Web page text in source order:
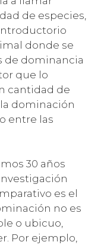
de especies,
donde se
de dominancia
que lo
cantidad de
dominación
entre las
30 años
es el
no es
o ubicuo,
Por ejemplo,